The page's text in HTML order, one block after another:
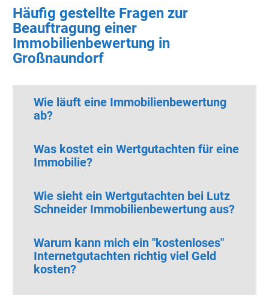
Häufig gestellte Fragen zur
Beauftragung einer
Immobilienbewertung in
Großnaundorf
Wie läuft eine Immobilienbewertung
ab?
Was kostet ein Wertgutachten für eine
Immobilie?
Wie sieht ein Wertgutachten bei Lutz
Schneider Immobilienbewertung aus?
Warum kann mich ein "kostenloses"
Internetgutachten richtig viel Geld
kosten?